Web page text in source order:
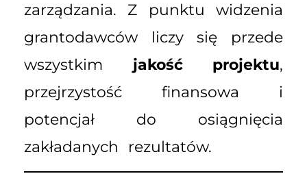
zarządzania. Z punktu widzenia
grantodawców liczy się przede
wszystkim jakość projektu,
przejrzystość finansowa i
potencjał do osiągnięcia
zakładanych rezultatów.